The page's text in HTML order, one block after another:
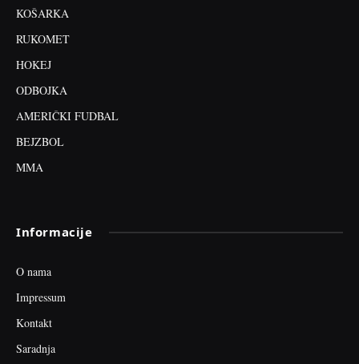
KOŠARKA
RUKOMET
HOKEJ
ODBOJKA
AMERIČKI FUDBAL
BEJZBOL
MMA
Informacije
O nama
Impressum
Kontakt
Saradnja